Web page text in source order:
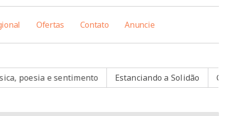
Ofertas Contato Anuncie
e sentimento Estanciando a Solidão Guaíba